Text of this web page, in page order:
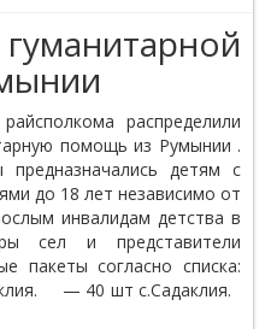
распределили
помощь из Румынии .
предназначались детям с
до 18 лет независимо от
инвалидам детства в
сел и представители
пакеты согласно списка:
— 40 шт с.Садаклия.